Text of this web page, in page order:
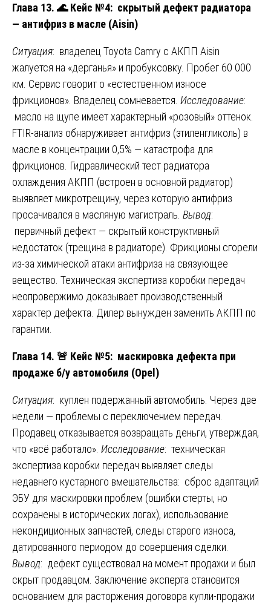
Глава 13. 🌊Кейс №4: скрытый дефект радиатора
— антифриз в масле (Aisin)
Ситуация: владелец Toyota Camry с АКПП Aisin
жалуется на «дерганья» и пробуксовку. Пробег 60 000
км. Сервис говорит о «естественном износе
фрикционов». Владелец сомневается. Исследование:
масло на щупе имеет характерный «розовый» оттенок.
FTIR-анализ обнаруживает антифриз (этиленгликоль) в
масле в концентрации 0,5% — катастрофа для
фрикционов. Гидравлический тест радиатора
охлаждения АКПП (встроен в основной радиатор)
выявляет микротрещину, через которую антифриз
просачивался в масляную магистраль. Вывод:
первичный дефект — скрытый конструктивный
недостаток (трещина в радиаторе). Фрикционы сгорели
из-за химической атаки антифриза на связующее
вещество. Техническая экспертиза коробки передач
неопровержимо доказывает производственный
характер дефекта. Дилер вынужден заменить АКПП по
гарантии.
Глава 14. 🚨 Кейс №5: маскировка дефекта при
продаже б/у автомобиля (Opel)
Ситуация: куплен подержанный автомобиль. Через две
недели — проблемы с переключением передач.
Продавец отказывается возвращать деньги, утверждая,
что «всё работало». Исследование: техническая
экспертиза коробки передач выявляет следы
недавнего кустарного вмешательства: сброс адаптаций
ЭБУ для маскировки проблем (ошибки стерты, но
сохранены в исторических логах), использование
некондиционных запчастей, следы старого износа,
датированного периодом до совершения сделки.
Вывод: дефект существовал на момент продажи и был
скрыт продавцом. Заключение эксперта становится
основанием для расторжения договора купли-продажи